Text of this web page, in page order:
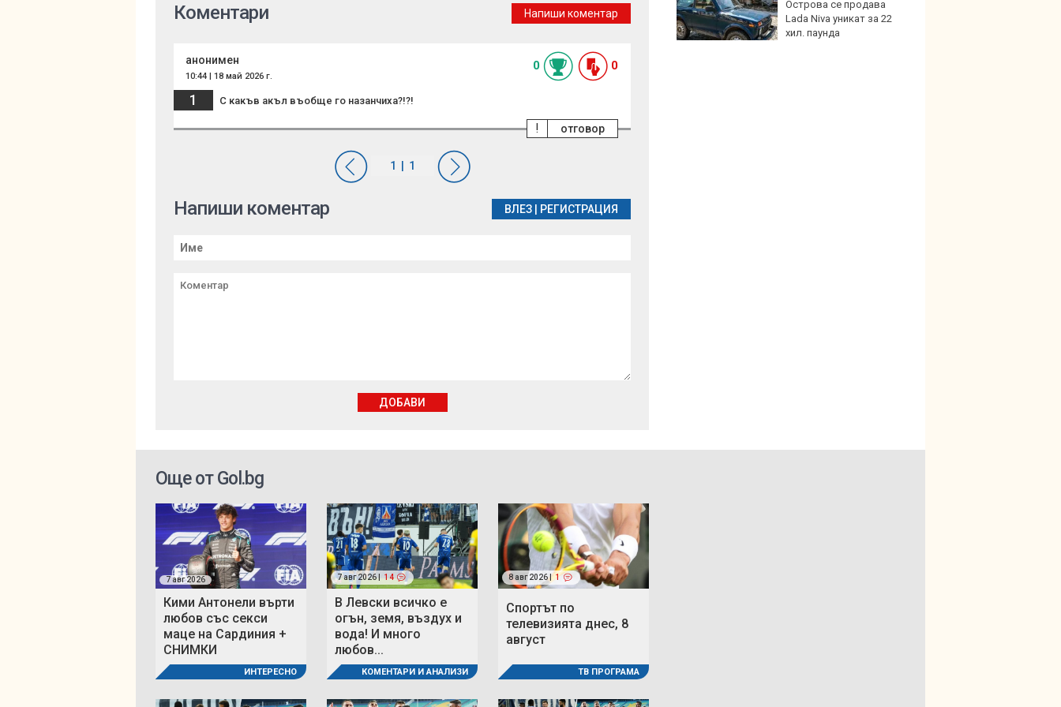
август: Какво носи
денят на Св. Мирон и
Острова се продава
Lada Niva уникат за 22
хил. паунда
Коментари Напиши коментар
анонимен
10:44 | 18 май 2026 г.
0 0
1 С какъв акъл въобще го назанчиха?!?!
отговор
!
Напиши коментар ВЛЕЗ РЕГИСТРАЦИЯ
ДОБАВИ
Още от Gol.bg
7 авг 2026
Кими Антонели върти
любов със секси
маце на Сардиния +
СНИМКИ
ИНТЕРЕСНО
7 авг 2026 | 14
В Левски всичко е
огън, земя, въздух и
вода! И много
любов...
КОМЕНТАРИ И АНАЛИЗИ
8 авг 2026 | 1
Спортът по
телевизията днес, 8
август
ТВ ПРОГРАМА